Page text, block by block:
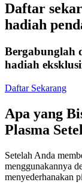
Daftar
hadiah
Bergabunglah
hadiah
Daftar Sekarang
Apa yang
Plasma
Setelah Anda
menggunakannya
menyederhanakan